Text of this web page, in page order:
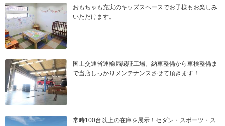
おもちゃも充実のキッズスペースでお子様もお楽しみ
いただけます。
国土交通省運輸局認証工場。納車整備から車検整備ま
で当店しっかりメンテナンスさせて頂きます！
常時100台以上の在庫を展示！セダン・スポーツ・ス